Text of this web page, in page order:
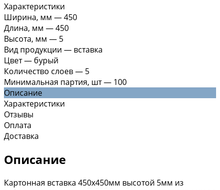
Характеристики
Ширина, мм —450
Длина, мм —450
Высота, мм — 5
Вид продукции — вставка
Цвет— бурый
Количество слоев— 5
Минимальная партия, шт— 100
Описание
Характеристики
Отзывы
Оплата
Доставка
Описание
Картонная вставка 450х450мм высотой 5мм из